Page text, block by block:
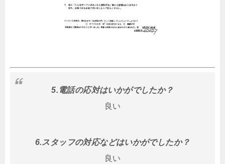
5.電話の応対はいかがでしたか？
良い
6.スタッフの対応などはいかがでしたか？
良い